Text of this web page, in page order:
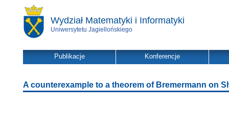
Wydział Matematyki i Informatyki
Uniwersytetu Jagiellońskiego
Publikacje Konferencje
A counterexample to a theorem of Bremermann on